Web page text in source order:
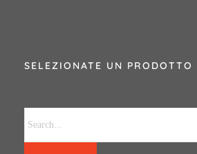
SELEZIONATE UN PRODOTTO